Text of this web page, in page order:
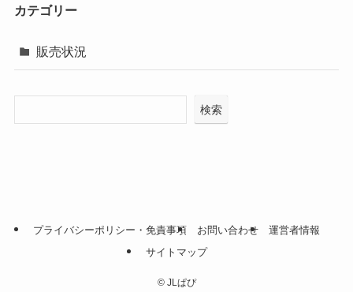
カテゴリー
販売状況
検索
プライバシーポリシー・免責事項 お問い合わせ
運営者情報
サイトマップ
©JLぱぴ